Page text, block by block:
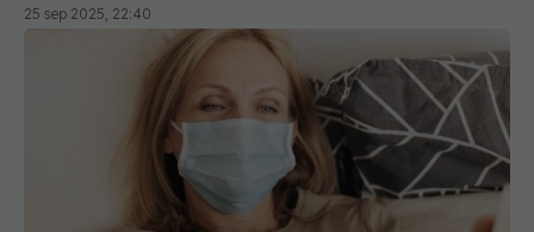
25 sep 2025, 22:40